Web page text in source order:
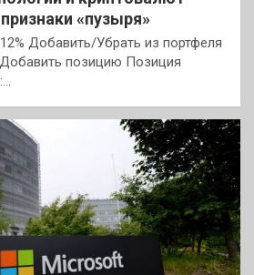
«пузыря»
Добавить/Убрать из портфеля
позицию Позиция